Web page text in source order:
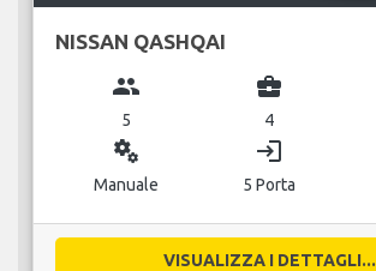
NISSAN QASHQAI
group
5
business_center
4
miscellaneous_services
Manuale
login
5 Porta
VISUALIZZA I DETTAGLI...